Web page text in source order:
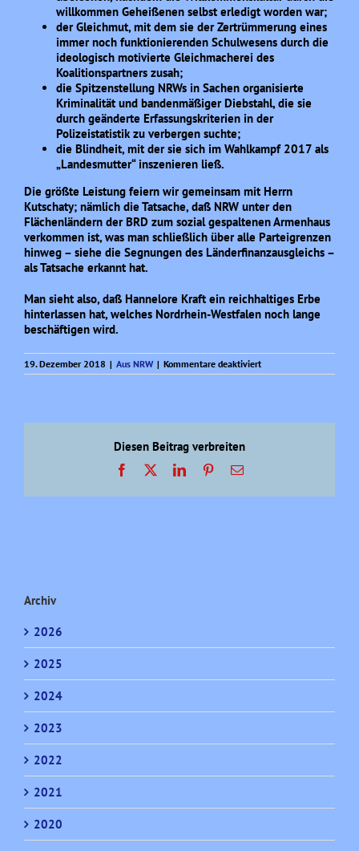
willkommen Geheißenen selbst erledigt worden war;
der Gleichmut, mit dem sie der Zertrümmerung eines
immer noch funktionierenden Schulwesens durch die
ideologisch motivierte Gleichmacherei des
Koalitionspartners zusah;
die Spitzenstellung NRWs in Sachen organisierte
Kriminalität und bandenmäßiger Diebstahl, die sie
durch geänderte Erfassungskriterien in der
Polizeistatistik zu verbergen suchte;
die Blindheit, mit der sie sich im Wahlkampf 2017 als
„Landesmutter“ inszenieren ließ.
Die größte Leistung feiern wir gemeinsam mit Herrn
Kutschaty; nämlich die Tatsache, daß NRW unter den
Flächenländern der BRD zum sozial gespaltenen Armenhaus
verkommen ist, was man schließlich über alle Parteigrenzen
hinweg – siehe die Segnungen des Länderfinanzausgleichs –
alsTatsache erkannt hat.
Man sieht also, daß Hannelore Kraft ein reichhaltiges Erbe
hinterlassen hat, welches Nordrhein-Westfalen noch lange
beschäftigen wird.
19. Dezember 2018 | Aus NRW | Kommentare deaktiviertfür
Wir
Diesen Beitrag verbreiten
Facebook LinkedInPinterest
E-
Archiv
2026
2025
2024
2023
2022
2021
2020